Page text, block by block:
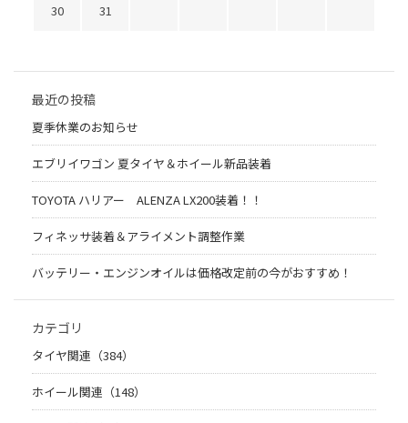
30
31
最近の投稿
夏季休業のお知らせ
エブリイワゴン 夏タイヤ＆ホイール新品装着
TOYOTA ハリアー ALENZA LX200装着！！
フィネッサ装着＆アライメント調整作業
バッテリー・エンジンオイルは価格改定前の今がおすすめ！
カテゴリ
タイヤ関連（384）
ホイール関連（148）